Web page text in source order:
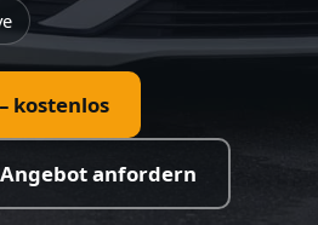
kostenlos
Angebot anfordern